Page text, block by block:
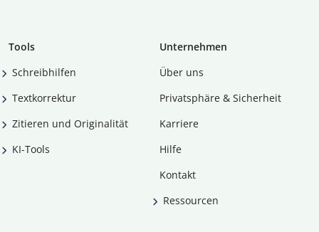
Tools
Schreibhilfen
Textkorrektur
Zitieren und Originalität
KI-Tools
Unternehmen
Über uns
Privatsphäre & Sicherheit
Karriere
Hilfe
Kontakt
Ressourcen